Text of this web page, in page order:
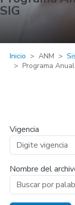
SIG
Inicio ANM
Programa
Vigencia
Nombre del